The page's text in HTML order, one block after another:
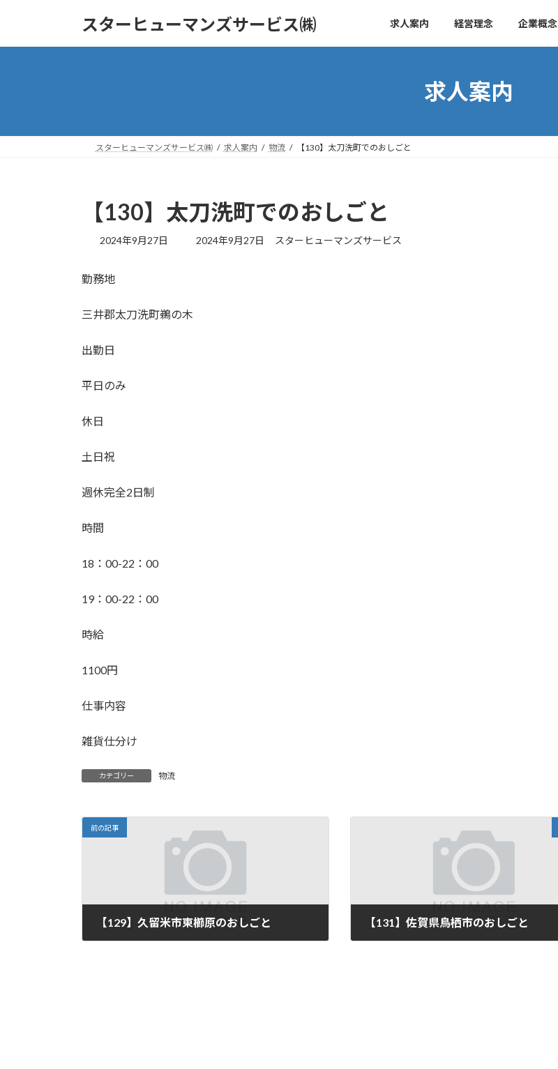
スターヒューマンズサービス㈱ 求人案内 経営理念 企業概念
求人案内
スターヒューマンズサービス㈱ 求人案内 物流 【130】太刀洗町でのおしごと
【130】太刀洗町でのおしごと
2024年9月27日
最
2024年9月27日 スターヒューマンズサービス
勤務地
三井郡太刀洗町鵜の木
出勤日
平日のみ
休日
土日祝
週休完全2日制
時間
18：00-22：00
19：00-22：00
時給
1100円
仕事内容
雑貨仕分け
カテゴリー 物流
前の記事
【129】久留米市東櫛原のおしごと 【131】佐賀県鳥栖市のおしごと